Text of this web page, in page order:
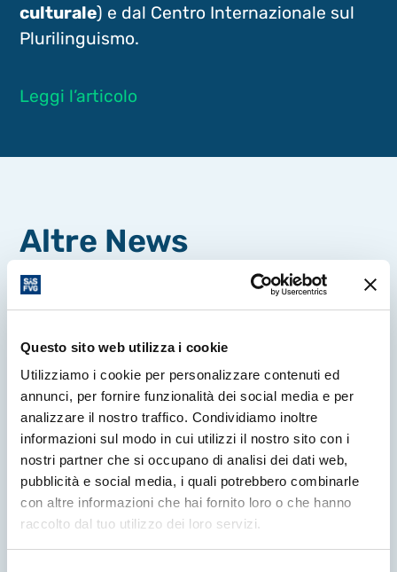
Questo sito web utilizza i cookie
Utilizziamo i cookie per personalizzare contenuti ed
annunci, per fornire funzionalità dei social media e per
analizzare il nostro traffico. Condividiamo inoltre
informazioni sul modo in cui utilizzi il nostro sito con i
nostri partner che si occupano di analisi dei dati web,
pubblicità e social media, i quali potrebbero combinarle
con altre informazioni che hai fornito loro o che hanno
raccolto dal tuo utilizzo dei loro servizi.
culturale) e dal Centro Internazionale sul
Plurilinguismo.
Leggi l’articolo
Altre News